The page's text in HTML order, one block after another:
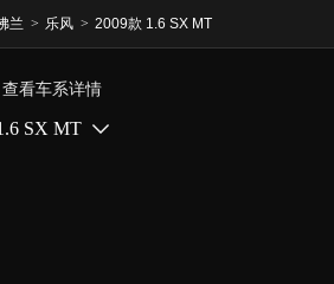
兰 > 乐风 > 2009款 1.6 SX MT
查看车系详情
SX MT